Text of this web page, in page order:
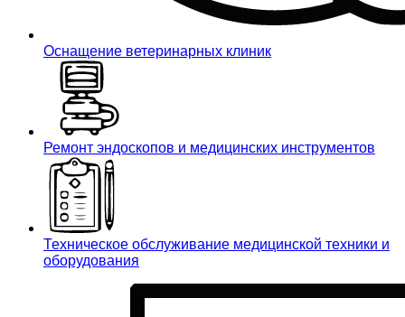
Оснащение ветеринарных клиник
Ремонт эндоскопов и медицинских инструментов
Техническое обслуживание медицинской техники и
оборудования